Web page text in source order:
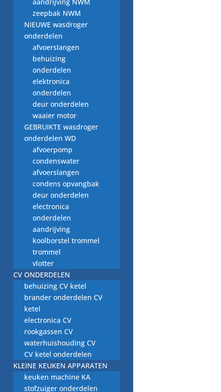
zij-inlaat deksel
vaatwasser T.nr
2119230, vaatwasser
onderdeel
3,00
zekering Z42-43 6-
250, A190
€2,50
zekering Z435PPOP,
E036FC3, 6A-
250~T180
zeepbak NWM
NIEUWE wasdroger
onderdelen
afvoerslangen
behuizing
onderdelen
elektronica
onderdelen
deur onderdelen
waaier motor
GEBRUIKTE wasdroger
onderdelen WD
afvoerpomp
condenswater
afvoerslangen
condens opvangbak
deur onderdelen
electronica
onderdelen
aandrijving
koolborstel trommel
trommel
vlotter
CV ONDERDELEN
behuizing CV ketel
brander onderdelen CV
ketel
electronica CV
rookgassen CV
waterhuishouding CV
CV ketel onderdelen
KLEINE KEUKEN APPARATEN
keuken machine KA
stofzuiger onderdelen